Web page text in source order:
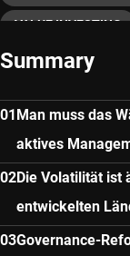
VALUE INVESTING
Summary
Man muss das
aktives
Die Volatilität ist
entwickelten
Governance-